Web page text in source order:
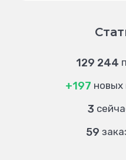
129 244
+197 новых
3
59